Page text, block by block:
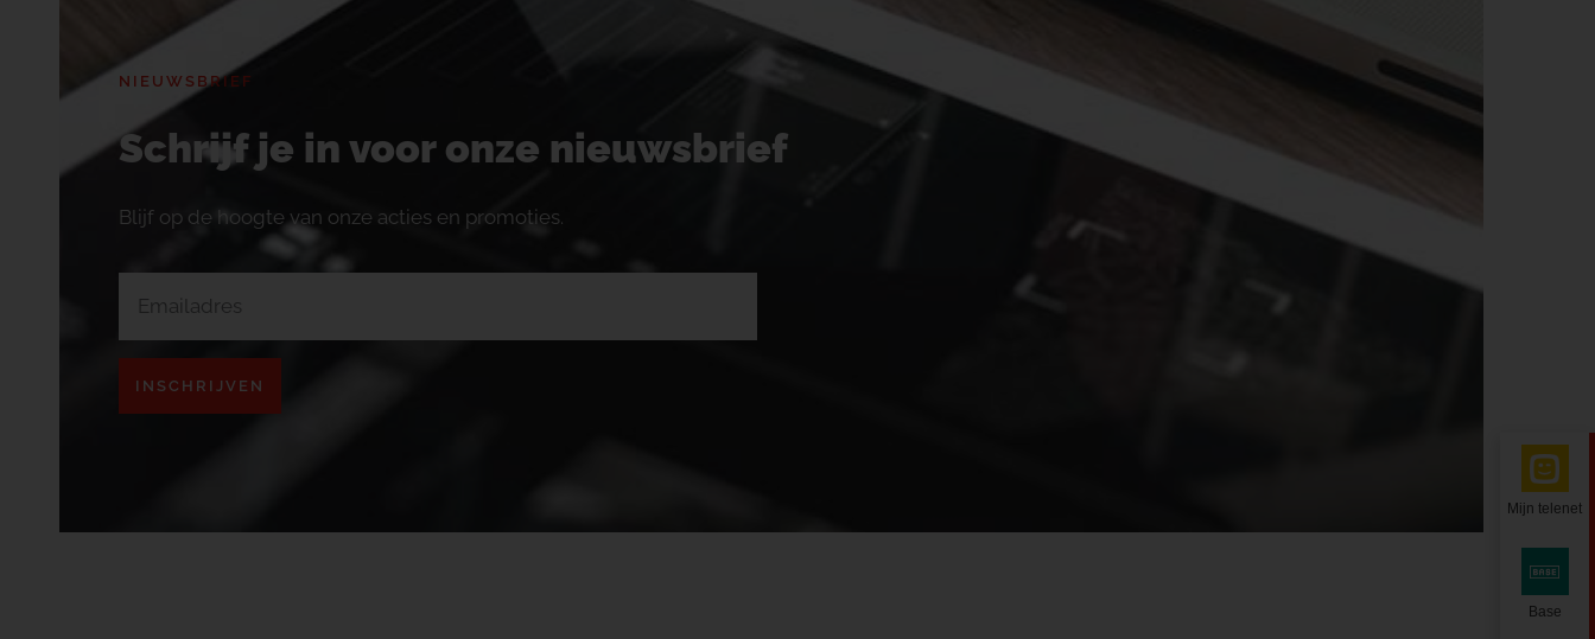
NIEUWSBRIEF
Schrijf je in voor onze nieuwsbrief
Blijf op de hoogte van onze acties en promoties.
INSCHRIJVEN
Mijn telenet
Base